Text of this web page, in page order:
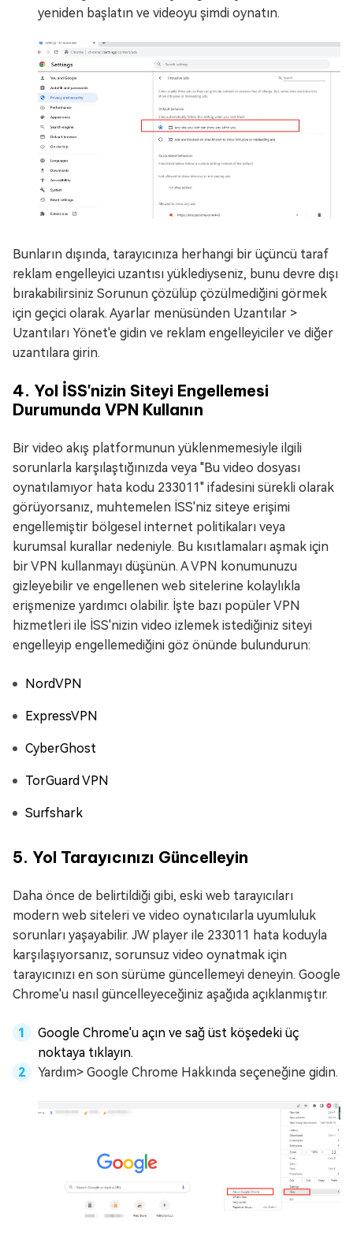
yeniden başlatın ve videoyu şimdi oynatın.
Bunların dışında, tarayıcınıza herhangi bir üçüncü taraf
reklam engelleyici uzantısı yüklediyseniz, bunu devre dışı
bırakabilirsiniz Sorunun çözülüp çözülmediğini görmek
için geçici olarak. Ayarlar menüsünden Uzantılar >
Uzantıları Yönet'e gidin ve reklam engelleyiciler ve diğer
uzantılara girin.
4. Yol İSS'nizin Siteyi Engellemesi
Durumunda VPN Kullanın
Bir video akış platformunun yüklenmemesiyle ilgili
sorunlarla karşılaştığınızda veya "Bu video dosyası
oynatılamıyor hata kodu 233011" ifadesini sürekli olarak
görüyorsanız, muhtemelen İSS'niz siteye erişimi
engellemiştir bölgesel internet politikaları veya
kurumsal kurallar nedeniyle. Bu kısıtlamaları aşmak için
bir VPN kullanmayı düşünün. A VPN konumunuzu
gizleyebilir ve engellenen web sitelerine kolaylıkla
erişmenize yardımcı olabilir. İşte bazı popüler VPN
hizmetleri ile İSS'nizin video izlemek istediğiniz siteyi
engelleyip engellemediğini göz önünde bulundurun:
NordVPN
ExpressVPN
CyberGhost
TorGuard VPN
Surfshark
5. Yol Tarayıcınızı Güncelleyin
Daha önce de belirtildiği gibi, eski web tarayıcıları
modern web siteleri ve video oynatıcılarla uyumluluk
sorunları yaşayabilir. JW player ile 233011 hata koduyla
karşılaşıyorsanız, sorunsuz video oynatmak için
tarayıcınızı en son sürüme güncellemeyi deneyin. Google
Chrome'u nasıl güncelleyeceğiniz aşağıda açıklanmıştır.
Google Chrome'u açın ve sağ üst köşedeki üç
noktaya tıklayın.
Yardım> Google Chrome Hakkında seçeneğine gidin.